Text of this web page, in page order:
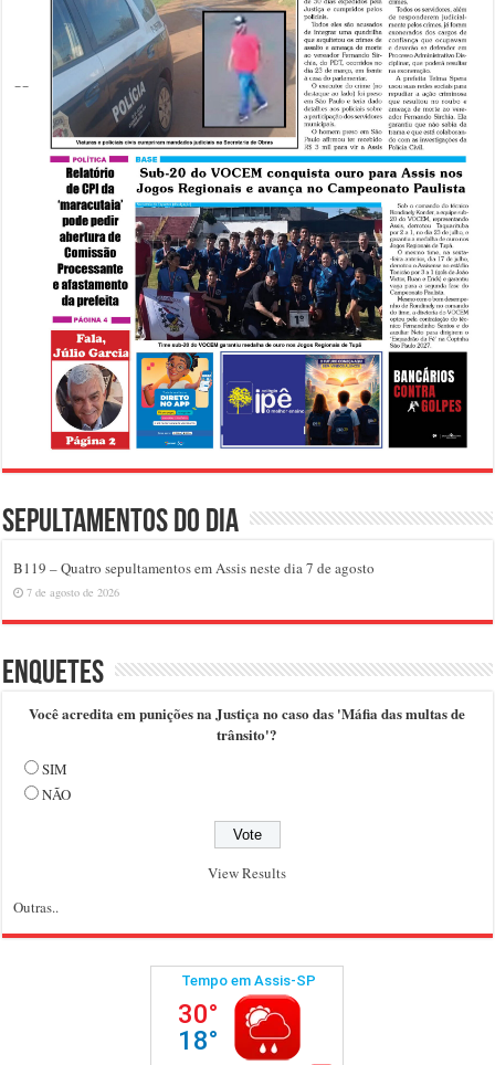
Sepultamentos do dia
B119 – Quatro sepultamentos em Assis neste dia 7 de agosto
7 de agosto de 2026
Enquetes
Você acredita em punições na Justiça no caso das 'Máfia das multas de
trânsito'?
SIM
NÃO
View Results
Outras..